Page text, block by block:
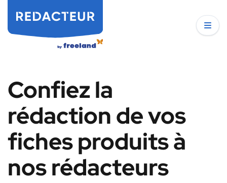
Confiez la
rédaction de vos
fiches produits à
nos rédacteurs